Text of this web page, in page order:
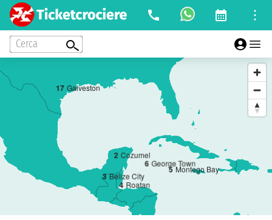
Cerca
17 Galveston
2 Cozumel
3 Belize City
4 Roatan
5 Montego Bay
6 George Town